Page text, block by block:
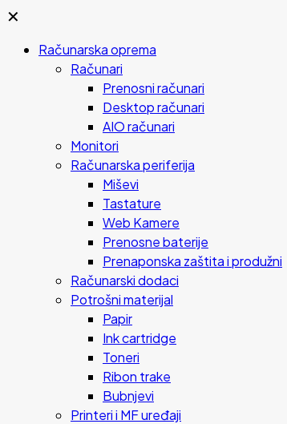
✕
Računarska oprema
Računari
Prenosni računari
Desktop računari
AIO računari
Monitori
Računarska periferija
Miševi
Tastature
Web Kamere
Prenosne baterije
Prenaponska zaštita i produžni
Računarski dodaci
Potrošni materijal
Papir
Ink cartridge
Toneri
Ribon trake
Bubnjevi
Printeri i MF uređaji